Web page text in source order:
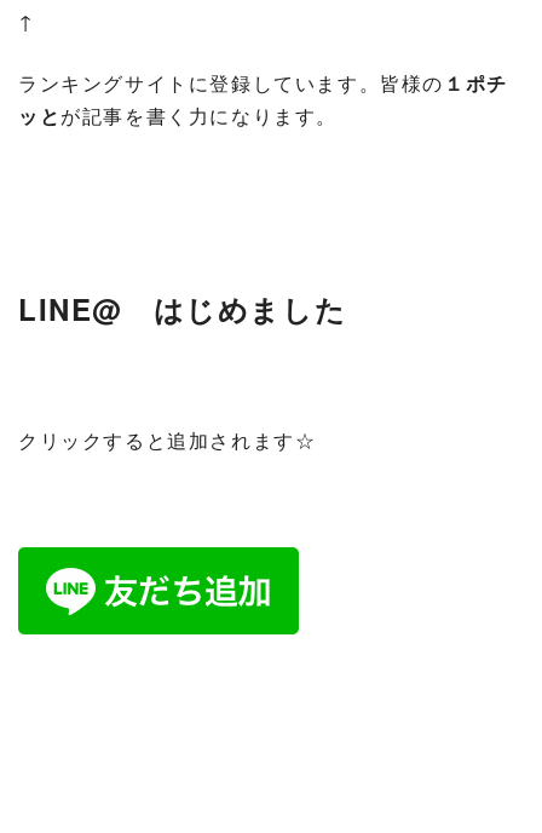
↑
ランキングサイトに登録しています。皆様の １ポチ
ッとが記事を書く力になります。
LINE@ はじめました
クリックすると追加されます☆